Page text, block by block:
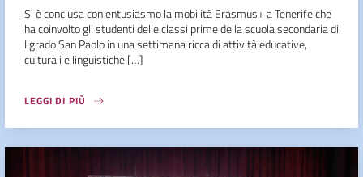
Si è conclusa con entusiasmo la mobilità Erasmus+ a Tenerife che
ha coinvolto gli studenti delle classi prime della scuola secondaria di
I grado San Paolo in una settimana ricca di attività educative,
culturali e linguistiche […]
LEGGI DI PIÙ